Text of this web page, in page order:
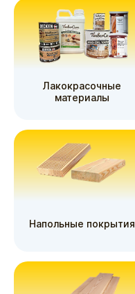
Лакокрасочные
материалы
Напольные покрытия